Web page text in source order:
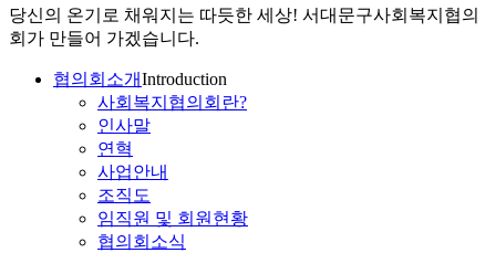
당신의 온기로 채워지는 따듯한 세상! 서대문구사회복지협의
회가 만들어 가겠습니다.
협의회소개Introduction
사회복지협의회란?
인사말
연혁
사업안내
조직도
임직원 및 회원현황
협의회소식